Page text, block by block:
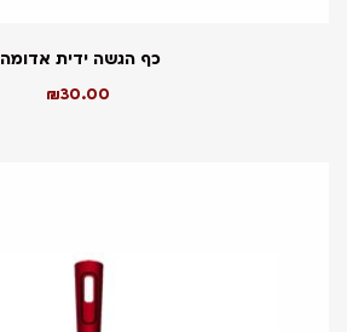
כף הגשה ידית אדומה
30.00
₪